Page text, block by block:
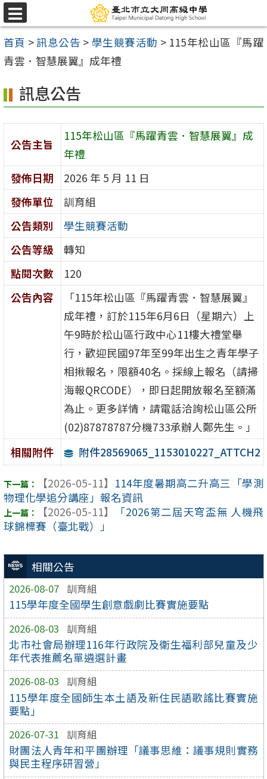
跳
至
主
要
容
區
選
單
首頁 >訊息公告 > 學生競賽活動 > 115年松山區『馬躍
青雲．智慧展翼』成年禮
相關公告
2026-08-07 訓育組
115學年度全國學生創意戲劇比賽實施要點
2026-08-03 訓育組
北市社會局辦理116年行政院及衛生福利部兒童及少
年代表推薦名單遴選計畫
2026-08-03 訓育組
115學年度全國師生本土語及新住民語歌謠比賽實施
要點」
2026-07-31 訓育組
財團法人青年和平團辦理「議事思維：議事規則實務
與民主程序研習營」
訊息公告
公告主旨
115年松山區『馬躍青雲．智慧展翼』成
年禮
發佈日期
2026 年 5 月 11 日
發佈單位
訓育組
公告類別
學生競賽活動
公告等級
轉知
點閱次數
120
公告內容
「115年松山區『馬躍青雲．智慧展翼』
成年禮，訂於115年6月6日（星期六）上
午9時於松山區行政中心11樓大禮堂舉
行，歡迎民國97年至99年出生之青年學子
相揪報名，限額40名。採線上報名（請掃
海報QRCODE），即日起開放報名至額滿
為止。更多詳情，請電話洽詢松山區公所
(02)87878787分機733承辦人鄭先生。」
相關附件
附件28569065_1153010227_ATTCH2
【2026-05-11】 114年度暑期高二升高三「學測
物理化學追分講座」報名資訊
【2026-05-11】
「2026第二屆天穹盃無 人機飛
球錦標賽（臺北戰）」